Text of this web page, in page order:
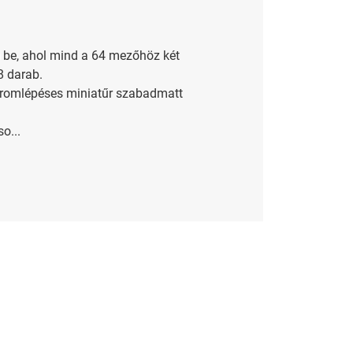
ahol mind a 64 mezőhöz két
darab.
miniatűr szabadmatt